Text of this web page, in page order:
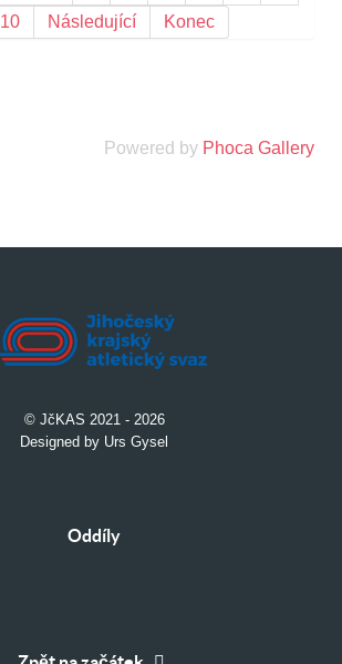
10 Následující Konec
Powered by Phoca Gallery
© JčKAS 2021 - 2026
Designed by Urs Gysel
Oddíly